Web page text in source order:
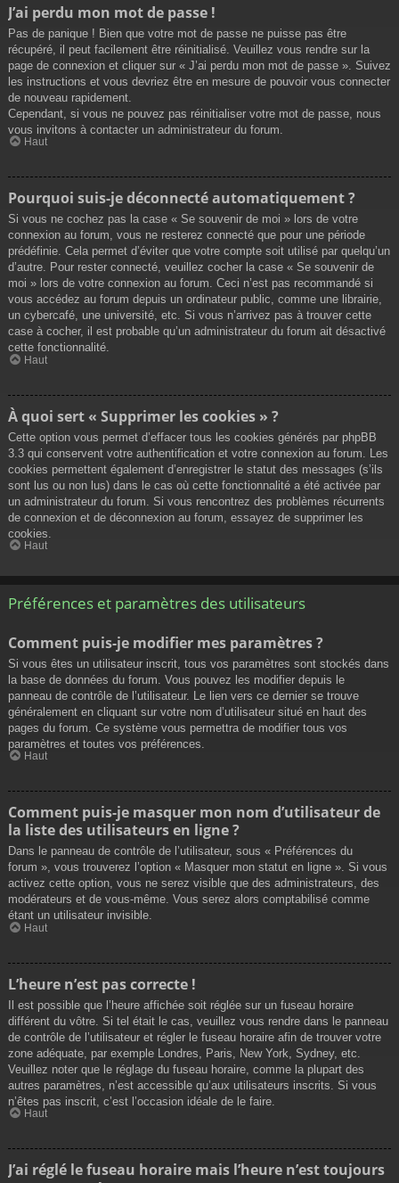
J’ai perdu mon mot de passe !
Pas de panique ! Bien que votre mot de passe ne puisse pas être
récupéré, il peut facilement être réinitialisé. Veuillez vous rendre sur la
page de connexion et cliquer sur « J’ai perdu mon mot de passe ». Suivez
les instructions et vous devriez être en mesure de pouvoir vous connecter
de nouveau rapidement.
Cependant, si vous ne pouvez pas réinitialiser votre mot de passe, nous
vous invitons à contacter un administrateur du forum.
Haut
Pourquoi suis-je déconnecté automatiquement ?
Si vous ne cochez pas la case « Se souvenir de moi » lors de votre
connexion au forum, vous ne resterez connecté que pour une période
prédéfinie. Cela permet d’éviter que votre compte soit utilisé par quelqu’un
d’autre. Pour rester connecté, veuillez cocher la case « Se souvenir de
moi » lors de votre connexion au forum. Ceci n’est pas recommandé si
vous accédez au forum depuis un ordinateur public, comme une librairie,
un cybercafé, une université, etc. Si vous n’arrivez pas à trouver cette
case à cocher, il est probable qu’un administrateur du forum ait désactivé
cette fonctionnalité.
Haut
À quoi sert « Supprimer les cookies » ?
Cette option vous permet d’effacer tous les cookies générés par phpBB
3.3 qui conservent votre authentification et votre connexion au forum. Les
cookies permettent également d’enregistrer le statut des messages (s’ils
sont lus ou non lus) dans le cas où cette fonctionnalité a été activée par
un administrateur du forum. Si vous rencontrez des problèmes récurrents
de connexion et de déconnexion au forum, essayez de supprimer les
cookies.
Haut
Préférences et paramètres des utilisateurs
Comment puis-je modifier mes paramètres ?
Si vous êtes un utilisateur inscrit, tous vos paramètres sont stockés dans
la base de données du forum. Vous pouvez les modifier depuis le
panneau de contrôle de l’utilisateur. Le lien vers ce dernier se trouve
généralement en cliquant sur votre nom d’utilisateur situé en haut des
pages du forum. Ce système vous permettra de modifier tous vos
paramètres et toutes vos préférences.
Haut
Comment puis-je masquer mon nom d’utilisateur de
la liste des utilisateurs en ligne ?
Dans le panneau de contrôle de l’utilisateur, sous « Préférences du
forum », vous trouverez l’option « Masquer mon statut en ligne ». Si vous
activez cette option, vous ne serez visible que des administrateurs, des
modérateurs et de vous-même. Vous serez alors comptabilisé comme
étant un utilisateur invisible.
Haut
L’heure n’est pas correcte !
Il est possible que l’heure affichée soit réglée sur un fuseau horaire
différent du vôtre. Si tel était le cas, veuillez vous rendre dans le panneau
de contrôle de l’utilisateur et régler le fuseau horaire afin de trouver votre
zone adéquate, par exemple Londres, Paris, New York, Sydney, etc.
Veuillez noter que le réglage du fuseau horaire, comme la plupart des
autres paramètres, n’est accessible qu’aux utilisateurs inscrits. Si vous
n’êtes pas inscrit, c’est l’occasion idéale de le faire.
Haut
J’ai réglé le fuseau horaire mais l’heure n’est toujours